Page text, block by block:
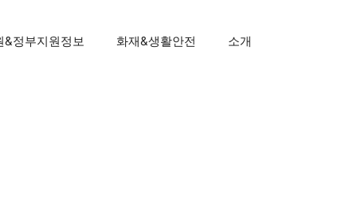
&정부지원정보 화재&생활안전 소개